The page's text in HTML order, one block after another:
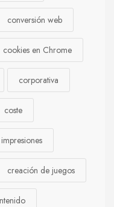
conversión web
cookies en Chrome
corporativa
coste
creación de juegos